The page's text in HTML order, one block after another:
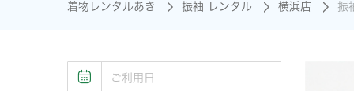
着物レンタルあき 振袖 レンタル 横浜店 振